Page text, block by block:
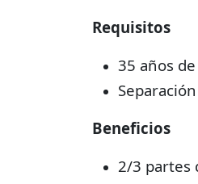
Requisitos
35 años
Beneficios
2/3 partes